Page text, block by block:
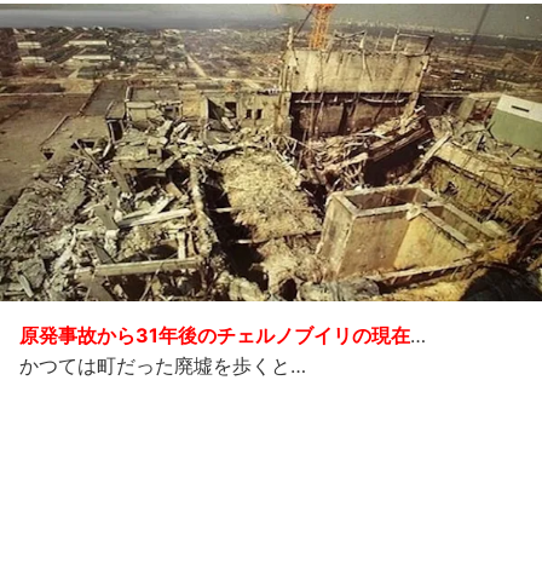
原発事故から31年後のチェルノブイリの現在…
かつては町だった廃墟を歩くと…